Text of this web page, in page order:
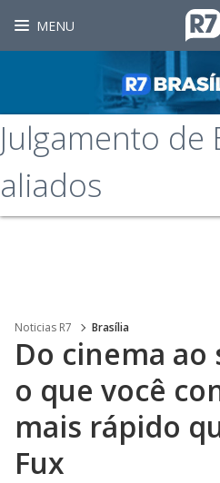
MENU
Julgamento de
aliados
Noticias R7 Brasília
Do cinema
o que você
mais rápido
Fux